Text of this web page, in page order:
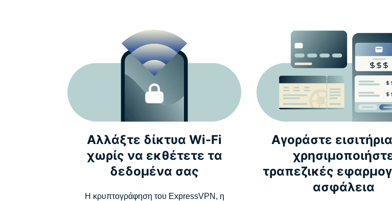
Αλλάξτε δίκτυα Wi-Fi
χωρίς να εκθέτετε τα
δεδομένα σας
Η κρυπτογράφηση του ExpressVPN, η
Αγοράστε
τραπεζικές
ασφάλεια